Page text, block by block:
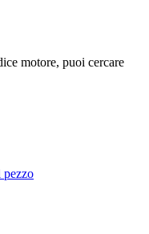
motore, puoi cercare
pezzo